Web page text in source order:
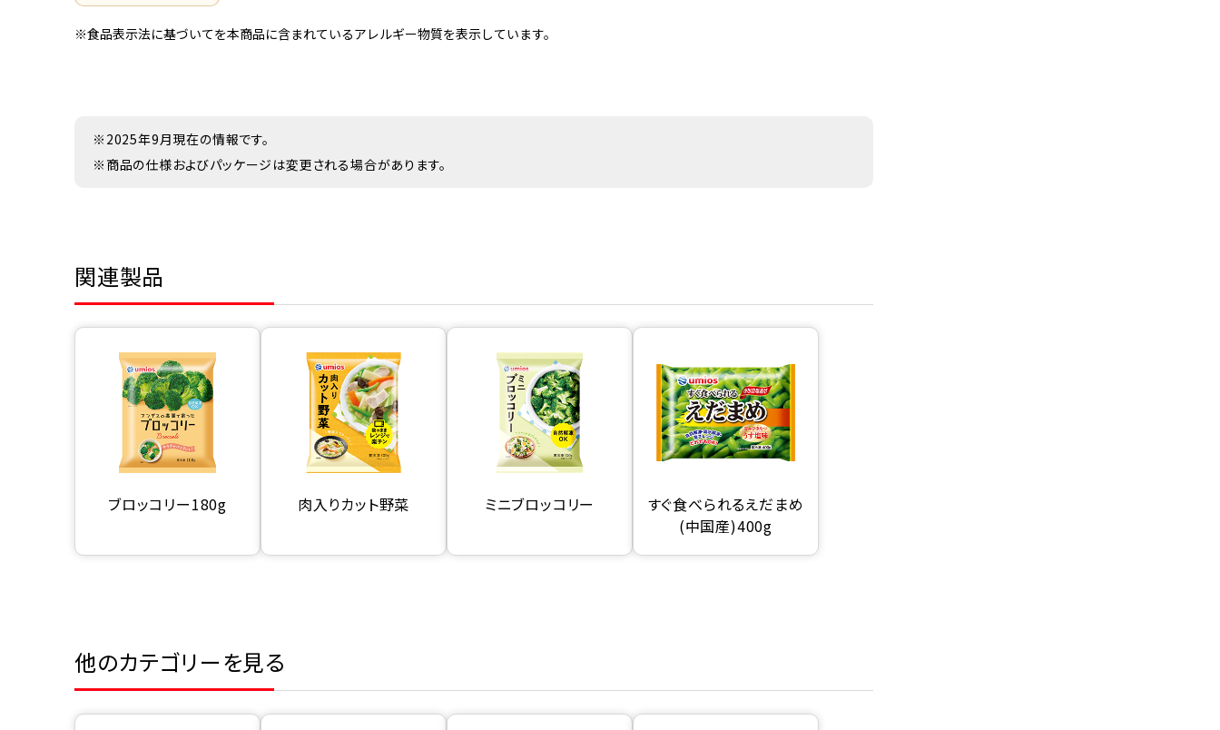
※食品表示法に基づいてを本商品に含まれているアレルギー物質を表示しています。
※2025年9月現在の情報です。
※商品の仕様およびパッケージは変更される場合があります。
関連製品
ブロッコリー180g 肉入りカット野菜 ミニブロッコリー
すぐ食べられるえだまめ
(中国産)400g
他のカテゴリーを見る